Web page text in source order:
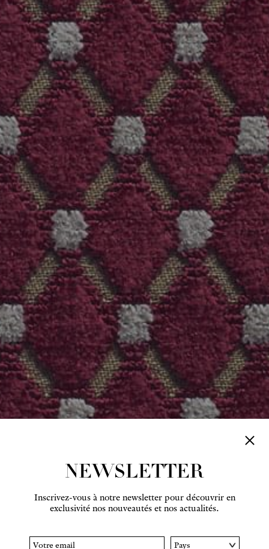
ACTUALITES
NEWSLETTER
Inscrivez-vous à notre newsletter pour découvrir en
exclusivité nos nouveautés et nos actualités.